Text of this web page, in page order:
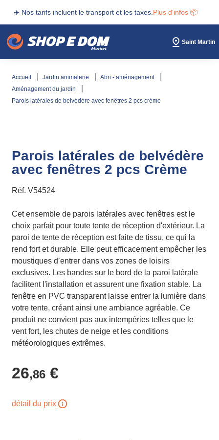
✈️ Nos tarifs incluent le transport et les taxes. Plus d'infos 📦
Saint Martin
accueil jardin animalerie
abri - aménagement
aménagement du jardin
parois latérales de belvédère avec fenêtres 2 pcs crème
Parois latérales de belvédère
avec fenêtres 2 pcs Crème
Réf. V54524
Cet ensemble de parois latérales avec fenêtres est le
choix parfait pour toute tente de réception d'extérieur. La
paroi de tente de réception est faite de tissu, ce qui la
rend fort et durable. Elle peut efficacement empêcher les
moustiques d’entrer dans vos zones de loisirs
exclusives. Les bandes sur le bord de la paroi latérale
facilitent l'installation et assurent une fixation stable. La
fenêtre en PVC transparent laisse entrer la lumière dans
votre tente, créant ainsi une ambiance agréable. Ce
produit ne convient pas aux intempéries telles que le
vent fort, les chutes de neige et les conditions
météorologiques extrêmes.
26,86 €
détail du prix